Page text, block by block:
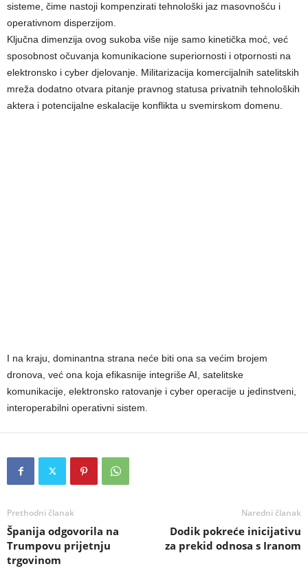
sisteme, čime nastoji kompenzirati tehnološki jaz masovnošću i
operativnom disperzijom.
Ključna dimenzija ovog sukoba više nije samo kinetička moć, već
sposobnost očuvanja komunikacione superiornosti i otpornosti na
elektronsko i cyber djelovanje. Militarizacija komercijalnih satelitskih
mreža dodatno otvara pitanje pravnog statusa privatnih tehnoloških
aktera i potencijalne eskalacije konflikta u svemirskom domenu.
I na kraju, dominantna strana neće biti ona sa većim brojem
dronova, već ona koja efikasnije integriše AI, satelitske
komunikacije, elektronsko ratovanje i cyber operacije u jedinstveni,
interoperabilni operativni sistem.
Prethodni članak
Španija odgovorila na
Trumpovu prijetnju
trgovinom
Naredni članak
Dodik pokreće inicijativu
za prekid odnosa s Iranom